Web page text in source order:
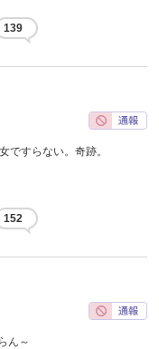
139
ですらない。奇跡。
152
ん～